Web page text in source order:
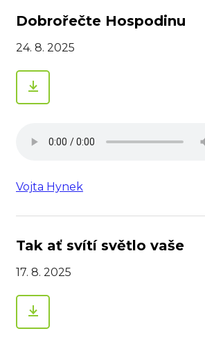
Dobrořečte Hospodinu
24. 8. 2025
Vojta Hynek
Tak ať svítí světlo vaše
17. 8. 2025